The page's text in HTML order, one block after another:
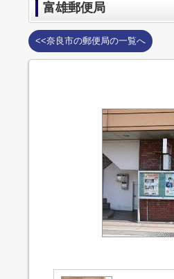
富雄郵便局
<<奈良市の郵便局の一覧へ